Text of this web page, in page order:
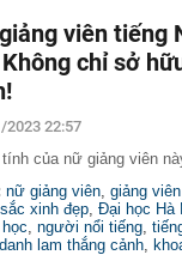
viên tiếng
chỉ sở
2023 22:57
tính của nữ giảng viên
nữ giảng viên giảng
xinh đẹp Đại học Hà
người nổi tiếng
danh lam thắng cảnh